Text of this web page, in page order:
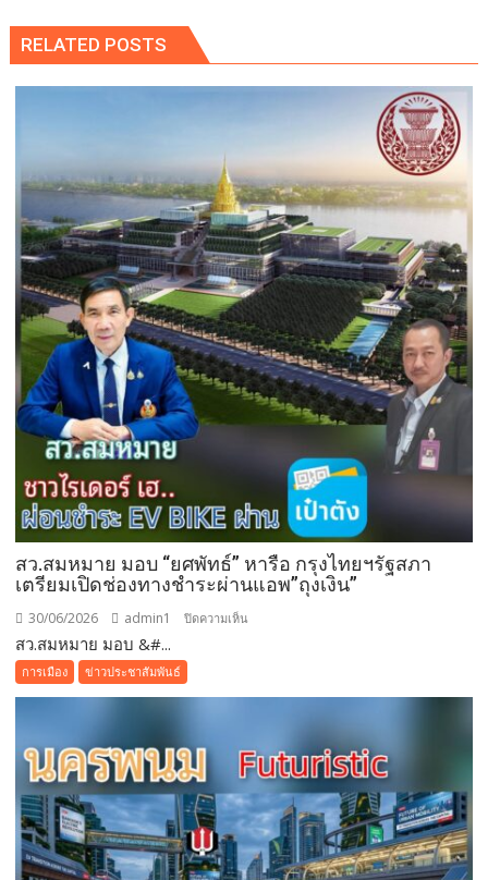
RELATED POSTS
สว.สมหมาย มอบ “ยศพัทธ์” หารือ กรุงไทยฯรัฐสภา
เตรียมเปิดช่องทางชำระผ่านแอพ”ถุงเงิน”
30/06/2026 admin1 ปิดความเห็น
หารือ
กรุง
ไทยฯ
รัฐสภา
เตรียม
สว.สมหมาย มอบ &#...
การเมือง ข่าวประชาสัมพันธ์